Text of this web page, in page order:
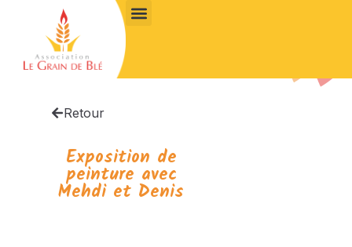
Exposition de
peinture avec
Mehdi et Denis
Retour